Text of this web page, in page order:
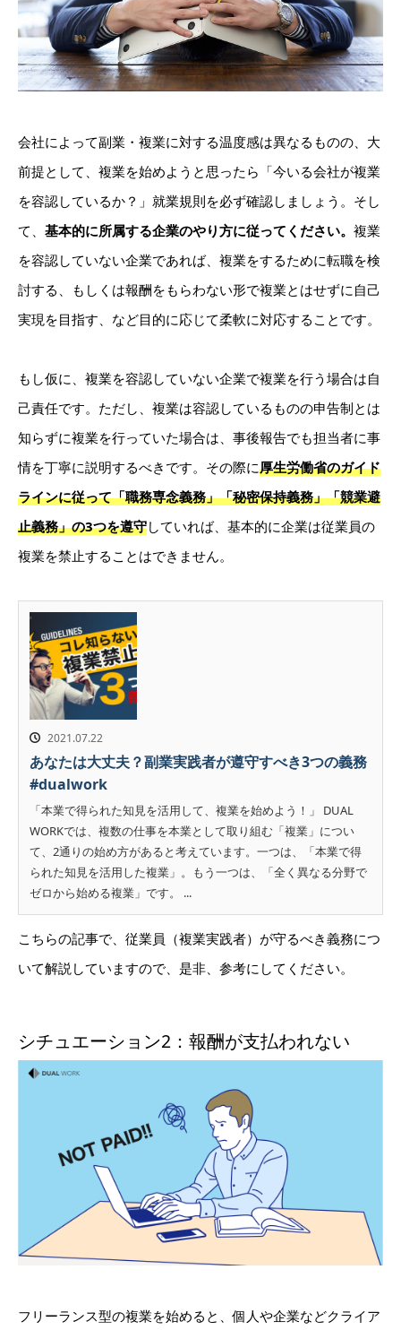
会社によって副業・複業に対する温度感は異なるものの、大
前提として、複業を始めようと思ったら「今いる会社が複業
を容認しているか？」就業規則を必ず確認しましょう。そし
て、 基本的に所属する企業のやり方に従ってください。 複業
を容認していない企業であれば、複業をするために転職を検
討する、もしくは報酬をもらわない形で複業とはせずに自己
実現を目指す、など目的に応じて柔軟に対応することです。
もし仮に、複業を容認していない企業で複業を行う場合は自
己責任です。ただし、複業は容認しているものの申告制とは
知らずに複業を行っていた場合は、事後報告でも担当者に事
情を丁寧に説明するべきです。その際に厚生労働省のガイド
ラインに従って「職務専念義務」「秘密保持義務」「競業避
止義務」の3つを遵守していれば、基本的に企業は従業員の
複業を禁止することはできません。
2021.07.22
あなたは大丈夫？副業実践者が遵守すべき3つの義務
#dualwork
「本業で得られた知見を活用して、複業を始めよう！」 DUAL
WORKでは、複数の仕事を本業として取り組む「複業」につい
て、2通りの始め方があると考えています。一つは、「本業で得
られた知見を活用した複業」。もう一つは、「全く異なる分野で
ゼロから始める複業」です。 ...
こちらの記事で、従業員（複業実践者）が守るべき義務につ
いて解説していますので、是非、参考にしてください。
シチュエーション2：報酬が支払われない
フリーランス型の複業を始めると、個人や企業などクライア